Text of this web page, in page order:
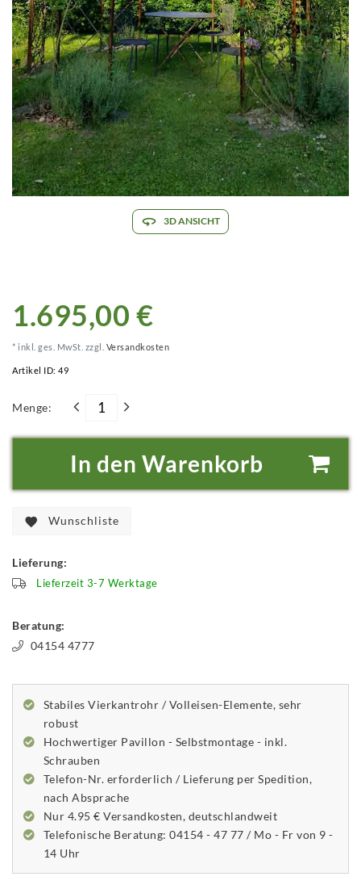
3D ANSICHT
1.695,00 €
* inkl. ges. MwSt. zzgl. Versandkosten
Artikel ID: 49
Menge:
In den Warenkorb
Wunschliste
Lieferung:
Lieferzeit 3-7 Werktage
Beratung:
04154 4777
Stabiles Vierkantrohr / Volleisen-Elemente, sehr
robust
Hochwertiger Pavillon - Selbstmontage - inkl.
Schrauben
Telefon-Nr. erforderlich / Lieferung per Spedition,
nach Absprache
Nur 4.95 € Versandkosten, deutschlandweit
Telefonische Beratung: 04154 - 47 77 / Mo - Fr von 9 -
14 Uhr